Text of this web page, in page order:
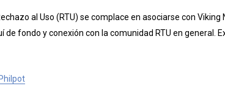
al Uso (RTU) se complace en asociarse con
de fondo y conexión con la comunidad RTU en